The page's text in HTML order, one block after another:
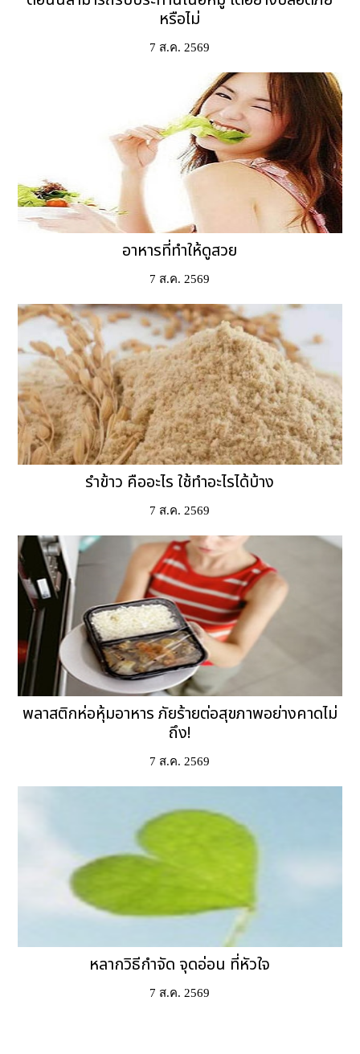
หรือไม่
7 ส.ค. 2569
อาหารที่ทำให้ดูสวย
7 ส.ค. 2569
รำข้าว คืออะไร ใช้ทำอะไรได้บ้าง
7 ส.ค. 2569
พลาสติกห่อหุ้มอาหาร ภัยร้ายต่อสุขภาพอย่างคาดไม่
ถึง!
7 ส.ค. 2569
หลากวิธีกำจัด จุดอ่อน ที่หัวใจ
7 ส.ค. 2569